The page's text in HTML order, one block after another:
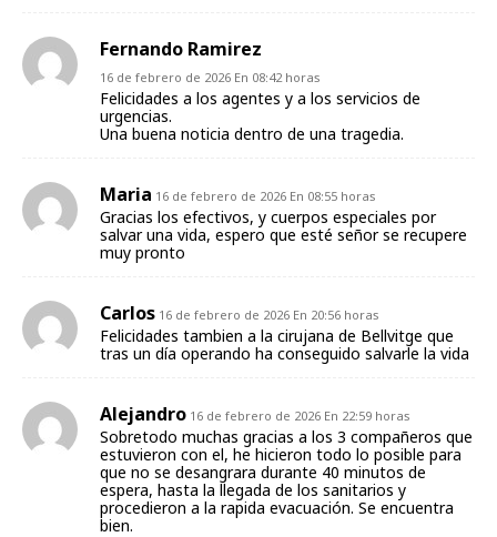
Fernando Ramirez
16 de febrero de 2026 En 08:42 horas
Felicidades a los agentes y a los servicios de
urgencias.
Una buena noticia dentro de una tragedia.
Maria 16 de febrero de 2026 En 08:55 horas
Gracias los efectivos, y cuerpos especiales por
salvar una vida, espero que esté señor se recupere
muy pronto
Carlos 16 de febrero de 2026 En 20:56 horas
Felicidades tambien a la cirujana de Bellvitge que
tras un día operando ha conseguido salvarle la vida
Alejandro 16 de febrero de 2026 En 22:59 horas
Sobretodo muchas gracias a los 3 compañeros que
estuvieron con el, he hicieron todo lo posible para
que no se desangrara durante 40 minutos de
espera, hasta la llegada de los sanitarios y
procedieron a la rapida evacuación. Se encuentra
bien.